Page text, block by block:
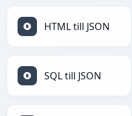
HTML till JSON
SQL till JSON